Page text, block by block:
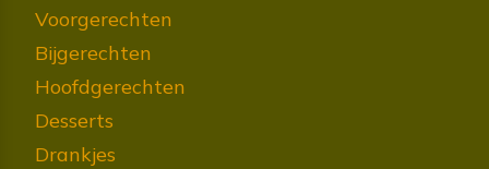
Voorgerechten
Bijgerechten
Hoofdgerechten
Desserts
Drankjes